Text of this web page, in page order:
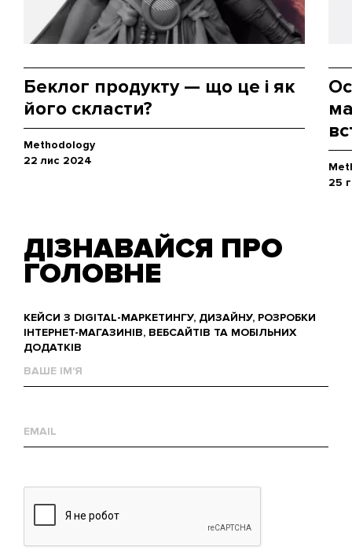
Беклог продукту — що це і як
його скласти?
Methodology
22 лис 2024
25
ДІЗНАВАЙСЯ ПРО
ГОЛОВНЕ
КЕЙСИ З DIGITAL-МАРКЕТИНГУ, ДИЗАЙНУ, РОЗРОБКИ
ІНТЕРНЕТ-МАГАЗИНІВ, ВЕБСАЙТІВ ТА МОБІЛЬНИХ
ДОДАТКІВ
им'я
mail